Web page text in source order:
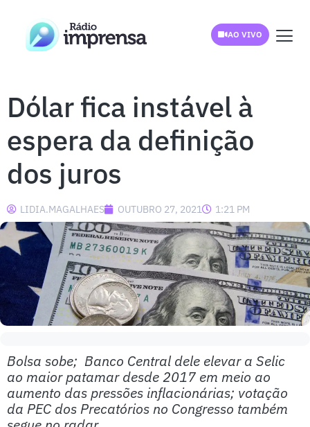
AO VIVO
Dólar fica instável à
espera da definição
dos juros
LIDIA.MAGALHAES OUTUBRO 27, 2021 1:21 PM
Bolsa sobe; Banco Central dele elevar a Selic
ao maior patamar desde 2017 em meio ao
aumento das pressões inflacionárias; votação
da PEC dos Precatórios no Congresso também